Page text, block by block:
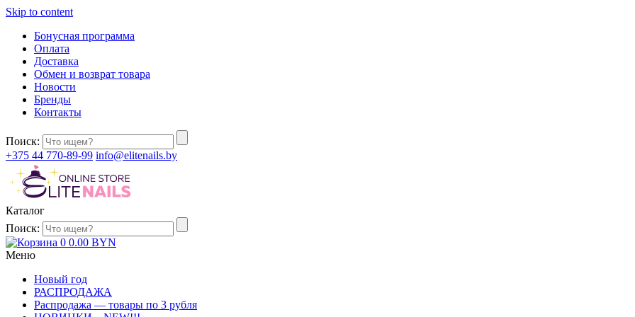
Skip to content
Бонусная программа
Оплата
Доставка
Обмен и возврат товара
Новости
Бренды
Контакты
Поиск:
+375 44 770-89-99 info@elitenails.by
Каталог
Поиск:
0 0.00 BYN
Меню
Новый год
РАСПРОДАЖА
Распродажа — товары по 3 рубля